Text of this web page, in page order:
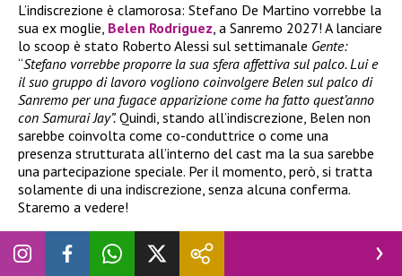
L’indiscrezione è clamorosa: Stefano De Martino vorrebbe la
sua ex moglie, Belen Rodriguez , a Sanremo 2027! A lanciare
lo scoop è stato Roberto Alessi sul settimanale Gente:
“Stefano vorrebbe proporre la sua sfera affettiva sul palco. Lui e
il suo gruppo di lavoro vogliono coinvolgere Belen sul palco di
Sanremo per una fugace apparizione come ha fatto quest’anno
con Samurai Jay”. Quindi, stando all’indiscrezione, Belen non
sarebbe coinvolta come co-conduttrice o come una
presenza strutturata all’interno del cast ma la sua sarebbe
una partecipazione speciale. Per il momento, però, si tratta
solamente di una indiscrezione, senza alcuna conferma.
Staremo a vedere!